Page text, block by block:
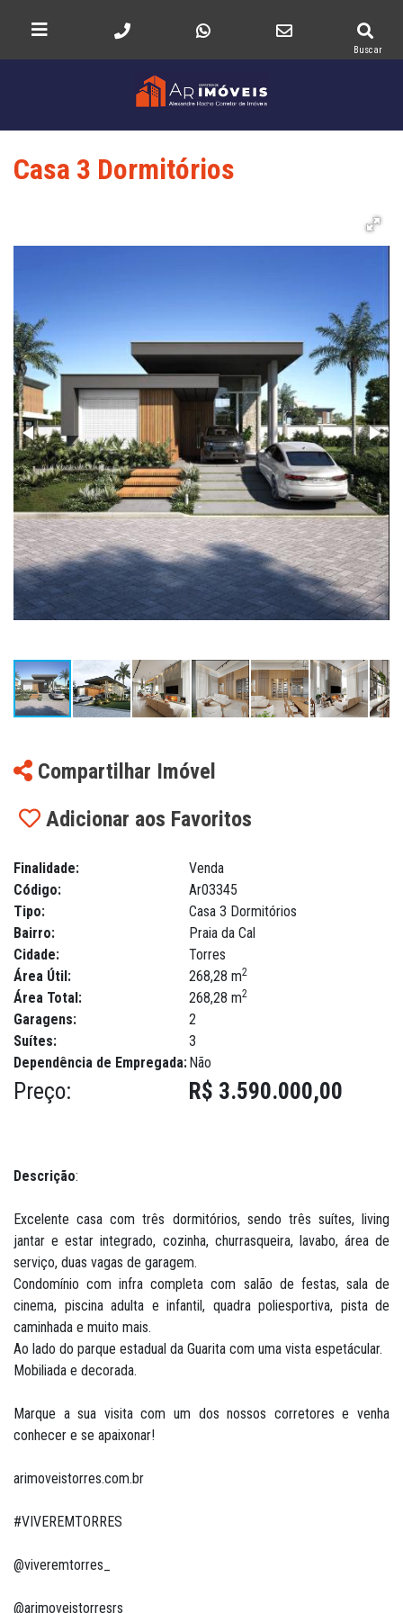
Buscar
Casa 3 Dormitórios
Compartilhar Imóvel
Adicionar aos Favoritos
Finalidade:
Código:
Tipo:
Bairro:
Cidade:
Área Útil:
Área Total:
Garagens:
Suítes:
Dependência de Empregada:
Preço:
Venda
Ar03345
Casa 3 Dormitórios
Praia da Cal
Torres
268,28 m2
268,28 m2
2
3
Não
R$ 3.590.000,00
Descrição:
Excelente casa com três dormitórios, sendo três suítes, living
jantar e estar integrado, cozinha, churrasqueira, lavabo, área de
serviço, duas vagas de garagem.
Condomínio com infra completa com salão de festas, sala de
cinema, piscina adulta e infantil, quadra poliesportiva, pista de
caminhada e muito mais.
Ao lado do parque estadual da Guarita com uma vista espetácular.
Mobiliada e decorada.
Marque a sua visita com um dos nossos corretores e venha
conhecer e se apaixonar!
arimoveistorres.com.br
#VIVEREMTORRES
@viveremtorres_
@arimoveistorresrs